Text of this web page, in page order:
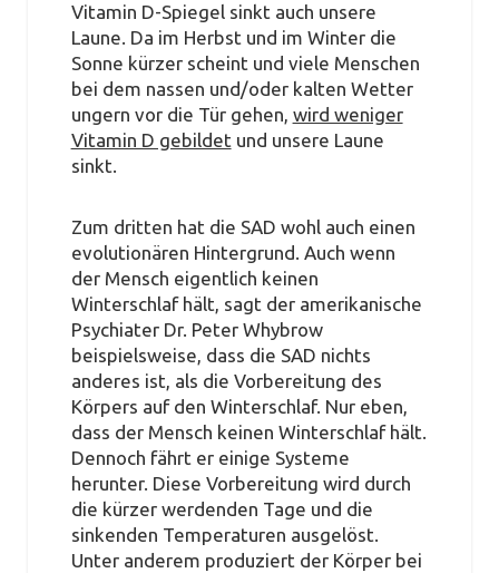
Vitamin D-Spiegel sinkt auch unsere
Laune. Da im Herbst und im Winter die
Sonne kürzer scheint und viele Menschen
bei dem nassen und/oder kalten Wetter
ungern vor die Tür gehen, wird weniger
Vitamin D gebildet und unsere Laune
sinkt.
Zum dritten hat die SAD wohl auch einen
evolutionären Hintergrund. Auch wenn
der Mensch eigentlich keinen
Winterschlaf hält, sagt der amerikanische
Psychiater Dr. Peter Whybrow
beispielsweise, dass die SAD nichts
anderes ist, als die Vorbereitung des
Körpers auf den Winterschlaf. Nur eben,
dass der Mensch keinen Winterschlaf hält.
Dennoch fährt er einige Systeme
herunter. Diese Vorbereitung wird durch
die kürzer werdenden Tage und die
sinkenden Temperaturen ausgelöst.
Unter anderem produziert der Körper bei